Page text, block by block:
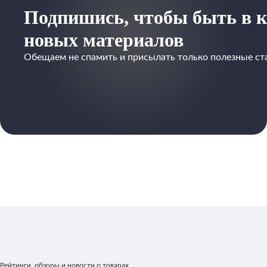
Подпишись, чтобы быть в
новых материалов
Обещаем не спамить и присылать только полезные
Рейтинги, обзоры и новости о товарах